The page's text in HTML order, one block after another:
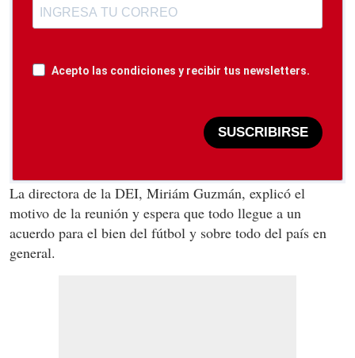
Acepto las condiciones y recibir tus newsletters.
SUSCRIBIRSE
La directora de la DEI, Miriám Guzmán, explicó el
motivo de la reunión y espera que todo llegue a un
acuerdo para el bien del fútbol y sobre todo del país en
general.